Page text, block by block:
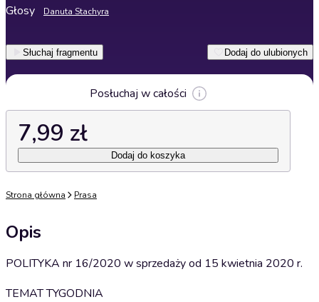
Głosy Danuta Stachyra
Słuchaj fragmentu Dodaj do ulubionych
Posłuchaj w całości
7,99 zł
Dodaj do koszyka
Strona główna Prasa
Opis
POLITYKA nr 16/2020 w sprzedaży od 15 kwietnia 2020 r.
TEMAT TYGODNIA